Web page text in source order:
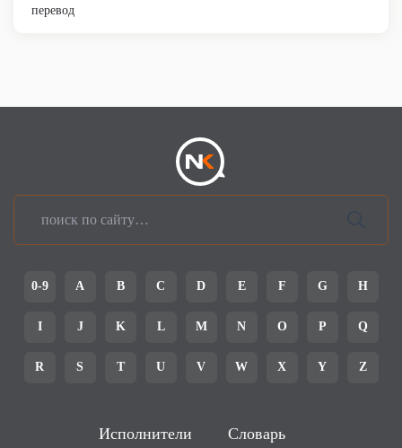
перевод
0-9 A B C D E F G H
I J K L M N O P Q
R S T U V W X Y Z
Исполнители Словарь